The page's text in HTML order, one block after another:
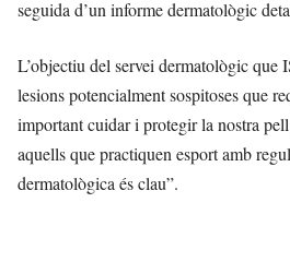
seguida d’un informe dermatològic
L’objectiu del servei dermatològic que
lesions potencialment sospitoses que
important cuidar i protegir la nostra
aquells que practiquen esport amb
dermatològica és clau”.